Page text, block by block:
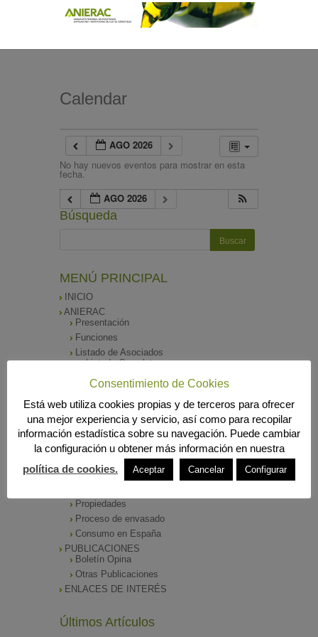
Calendar
AGO 2026
No hay nuevos eventos para mostrar en esta
fecha.
AGO 2026
Búsqueda
MENÚ PRINCIPAL
INICIO
ANIERAC
Presentación
Funciones
Listado de Asociados
Listado Completo
Como asociarse
SALA DE PRENSA
Notas de Prensa
Archivos Corporativos
GALERÍA DE IMÁGENES
CONTACTO
ENVASADO DE ACEITE
Propiedades
Proceso de envasado
Consumo en España
PUBLICACIONES
Boletín Opina
Otras Publicaciones
ENLACES DE INTERÉS
Últimos Artículos
Consentimiento de Cookies
Está web utiliza cookies propias y de terceros para ofrecer
una mejor experiencia y servicio, así como para recopilar
información estadística sobre su navegación. Puede cambiar
la configuración u obtener más información en nuestra
política de cookies.
Aceptar Cancelar Configurar